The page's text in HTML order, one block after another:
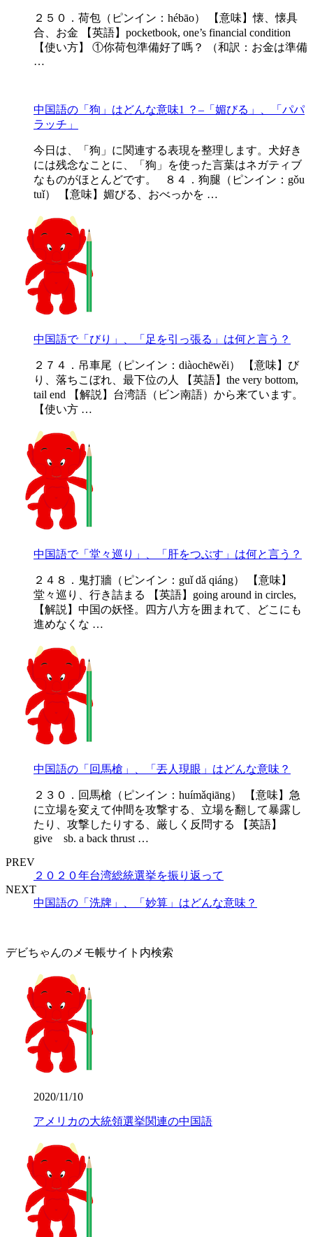
２５０．荷包（ピンイン：hébāo） 【意味】懐、懐具
合、お金 【英語】pocketbook, one’s financial condition
【使い方】 ①你荷包準備好了嗎？ （和訳：お金は準備
…
中国語の「狗」はどんな意味1 ？–「媚びる」、「パパ
ラッチ」
今日は、「狗」に関連する表現を整理します。犬好き
には残念なことに、「狗」を使った言葉はネガティブ
なものがほとんどです。 ８４．狗腿（ピンイン：gǒu
tuǐ） 【意味】媚びる、おべっかを …
中国語で「びり」、「足を引っ張る」は何と言う？
２７４．吊車尾（ピンイン：diàochēwěi） 【意味】び
り、落ちこぼれ、最下位の人 【英語】the very bottom,
tail end 【解説】台湾語（ビン南語）から来ています。
【使い方 …
中国語で「堂々巡り」、「肝をつぶす」は何と言う？
２４８．鬼打牆（ピンイン：guǐ dǎ qiáng） 【意味】
堂々巡り、行き詰まる 【英語】going around in circles,
【解説】中国の妖怪。四方八方を囲まれて、どこにも
進めなくな …
中国語の「回馬槍」、「丟人現眼」はどんな意味？
２３０．回馬槍（ピンイン：huímǎqiāng） 【意味】急
に立場を変えて仲間を攻撃する、立場を翻して暴露し
たり、攻撃したりする、厳しく反問する 【英語】
give sb. a back thrust …
PREV
２０２０年台湾総統選挙を振り返って
NEXT
中国語の「洗牌」、「妙算」はどんな意味？
デビちゃんのメモ帳サイト内検索
2020/11/10
アメリカの大統領選挙関連の中国語